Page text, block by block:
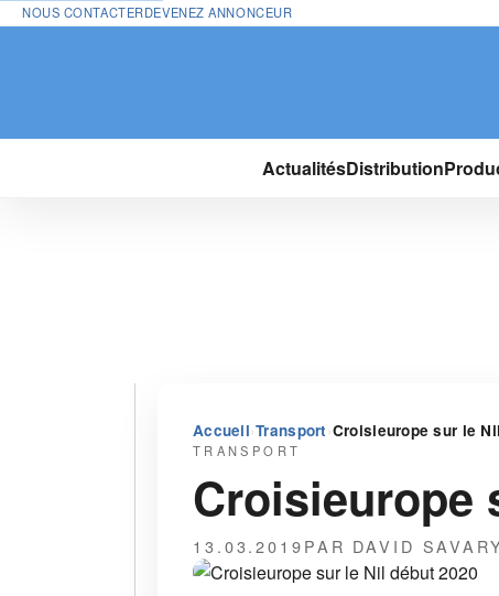
NOUS CONTACTERDEVENEZ ANNONCEUR
ActualitésDistribution
Accueil›Transport ›Croisieurope sur le
TRANSPORT
Croisieurope
13.03.2019PAR DAVID